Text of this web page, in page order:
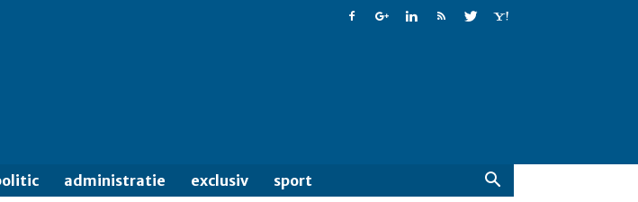
administratie exclusiv sport